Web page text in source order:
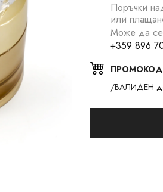
Поръчки
или
Може да се
+359 896
ПРОМОКОД
/ВАЛИДЕН